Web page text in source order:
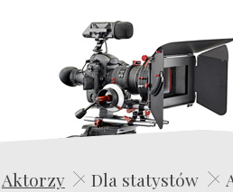
Aktorzy Dla statystów